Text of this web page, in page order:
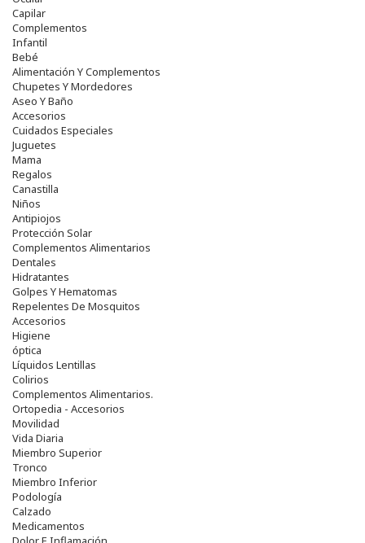
Capilar
Complementos
Infantil
Bebé
Alimentación Y Complementos
Chupetes Y Mordedores
Aseo Y Baño
Accesorios
Cuidados Especiales
Juguetes
Mama
Regalos
Canastilla
Niños
Antipiojos
Protección Solar
Complementos Alimentarios
Dentales
Hidratantes
Golpes Y Hematomas
Repelentes De Mosquitos
Accesorios
Higiene
óptica
Líquidos Lentillas
Colirios
Complementos Alimentarios.
Ortopedia - Accesorios
Movilidad
Vida Diaria
Miembro Superior
Tronco
Miembro Inferior
Podología
Calzado
Medicamentos